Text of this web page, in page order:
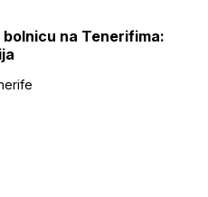
na Tenerifima: